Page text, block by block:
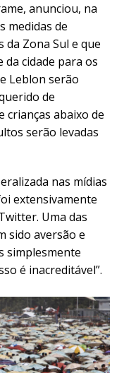
anunciou, na
medidas de
da Zona Sul e que
cidade para os
Leblon serão
de
crianças abaixo de
serão levadas
nas mídias
extensivamente
Uma das
sido aversão e
simplesmente
é inacreditável”.